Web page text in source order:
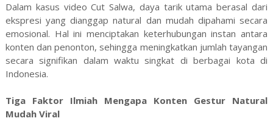
Dalam kasus video Cut Salwa, daya tarik utama berasal dari
ekspresi yang dianggap natural dan mudah dipahami secara
emosional. Hal ini menciptakan keterhubungan instan antara
konten dan penonton, sehingga meningkatkan jumlah tayangan
secara signifikan dalam waktu singkat di berbagai kota di
Indonesia.
Tiga Faktor Ilmiah Mengapa Konten Gestur Natural
Mudah Viral